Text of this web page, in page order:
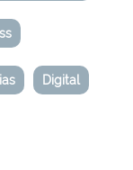
Digital